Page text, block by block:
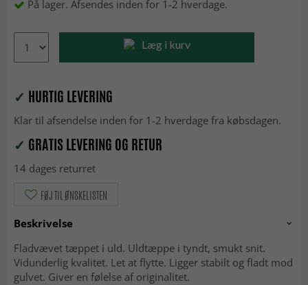
På lager. Afsendes inden for 1-2 hverdage.
Læg i kurv
✓ HURTIG LEVERING
Klar til afsendelse inden for 1-2 hverdage fra købsdagen.
✓ GRATIS LEVERING OG RETUR
14 dages returret
FØJ TIL ØNSKELISTEN
Beskrivelse
Fladvævet tæppet i uld. Uldtæppe i tyndt, smukt snit.
Vidunderlig kvalitet. Let at flytte. Ligger stabilt og fladt mod
gulvet. Giver en følelse af originalitet.